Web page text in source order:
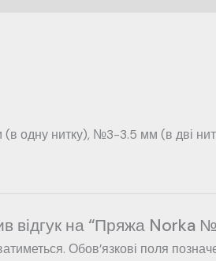
одну нитку), №3-3.5 мм (в дві
відгук на “Пряжа Norka
Обов’язкові поля